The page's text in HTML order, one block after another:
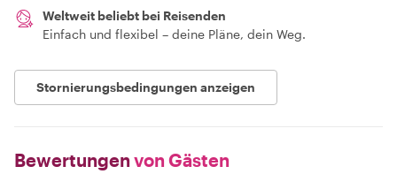
Weltweit beliebt bei Reisenden
Einfach und flexibel – deine Pläne, dein Weg.
Stornierungsbedingungen anzeigen
Bewertungen von Gästen